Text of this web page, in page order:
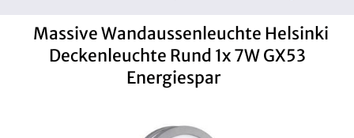
Massive Wandaussenleuchte Helsinki
Deckenleuchte Rund 1x 7W GX53
Energiespar